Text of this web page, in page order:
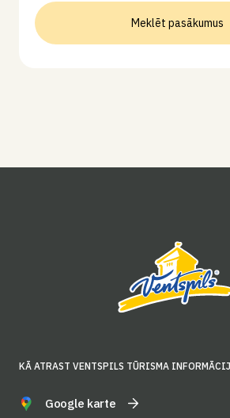
Meklēt pasākumus
KĀ ATRAST VENTSPILS TŪRISMA
Google karte